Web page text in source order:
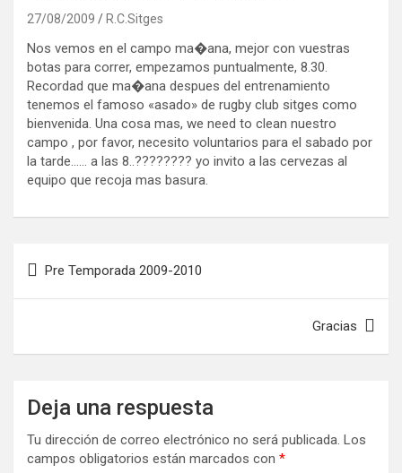
27/08/2009 R.C.Sitges
Nos vemos en el campo ma�ana, mejor con vuestras
botas para correr, empezamos puntualmente, 8.30.
Recordad que ma�ana despues del entrenamiento
tenemos el famoso «asado» de rugby club sitges como
bienvenida. Una cosa mas, we need to clean nuestro
campo , por favor, necesito voluntarios para el sabado por
la tarde…… a las 8..???????? yo invito a las cervezas al
equipo que recoja mas basura.
Navegación
Pre Temporada 2009-2010
Gracias
Deja una respuesta
Tu dirección de correo electrónico no será publicada. Los
campos obligatorios están marcados con *